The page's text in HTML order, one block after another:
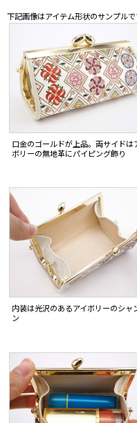
下記画像はアイテム形状のサンプル
口金のゴールドが上品。両サイドは
ボリーの無地革にパイピング飾り
内装は光沢のあるアイボリーのシャ
ン